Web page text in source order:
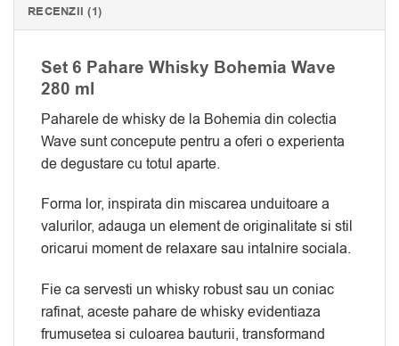
RECENZII (1)
Set 6 Pahare Whisky Bohemia Wave
280 ml
Paharele de whisky de la Bohemia din colectia
Wave sunt concepute pentru a oferi o experienta
de degustare cu totul aparte.
Forma lor, inspirata din miscarea unduitoare a
valurilor, adauga un element de originalitate si stil
oricarui moment de relaxare sau intalnire sociala.
Fie ca servesti un whisky robust sau un coniac
rafinat, aceste pahare de whisky evidentiaza
frumusetea si culoarea bauturii, transformand